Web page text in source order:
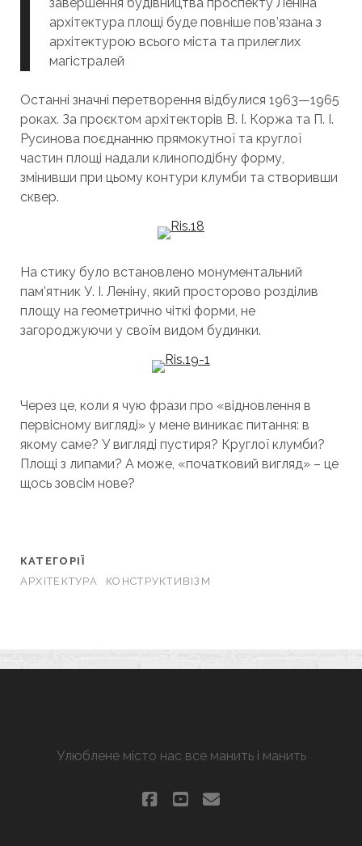
архітектура площі буде повніше пов’язана з
архітектурою всього міста та прилеглих
магістралей
Останні значні перетворення відбулися 1963—1965
роках. За проєктом архітекторів В. І. Коржа та П. І.
Русинова поєднанню прямокутної та круглої
частин площі надали клиноподібну форму,
змінивши при цьому контури клумби та створивши
сквер.
На стику було встановлено монументальний
пам’ятник У. І. Леніну, який просторово розділив
площу на геометрично чіткі форми, не
загороджуючи у своїм видом будинки.
Через це, коли я чую фрази про «відновлення в
первісному вигляді» у мене виникає питання: в
якому саме? У вигляді пустиря? Круглої клумби?
Площі з липами? А може, «початковий вигляд» – це
щось зовсім нове?
КАТЕГОРІЇ
АРХІТЕКТУРА
КОНСТРУКТИВІЗМ
Улюблене місто нас все манить і манить
facebook
youtube
email